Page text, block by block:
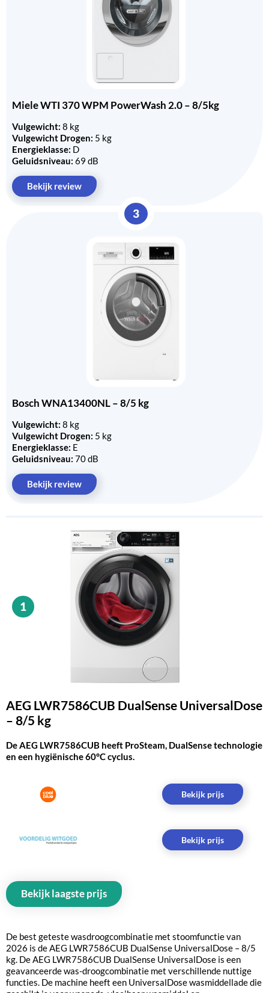
Miele WTI 370 WPM PowerWash 2.0 – 8/5kg
Vulgewicht: 8 kg
Vulgewicht Drogen: 5 kg
Energieklasse: D
Geluidsniveau: 69 dB
Bekijk review
3
Bosch WNA13400NL – 8/5 kg
Vulgewicht: 8 kg
Vulgewicht Drogen: 5 kg
Energieklasse: E
Geluidsniveau: 70 dB
Bekijk review
1
AEG LWR7586CUB DualSense UniversalDose
– 8/5 kg
De AEG LWR7586CUB heeft ProSteam, DualSense technologie
en een hygiënische 60°C cyclus.
Bekijk prijs
Bekijk prijs
Bekijk laagste prijs
De best geteste wasdroogcombinatie met stoomfunctie van
2026 is de AEG LWR7586CUB DualSense UniversalDose – 8/5
kg. De AEG LWR7586CUB DualSense UniversalDose is een
geavanceerde was-droogcombinatie met verschillende nuttige
functies. De machine heeft een UniversalDose wasmiddellade die